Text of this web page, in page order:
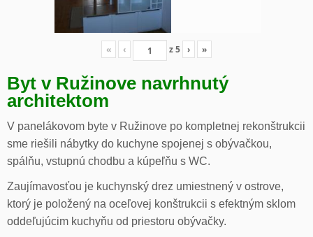
« ‹ z5 › »
Byt v Ružinove navrhnutý
architektom
V panelákovom byte v Ružinove po kompletnej rekonštrukcii
sme riešili nábytky do kuchyne spojenej s obývačkou,
spálňu, vstupnú chodbu a kúpeľňu s WC.
Zaujímavosťou je kuchynský drez umiestnený v ostrove,
ktorý je položený na oceľovej konštrukcii s efektným sklom
oddeľujúcim kuchyňu od priestoru obývačky.